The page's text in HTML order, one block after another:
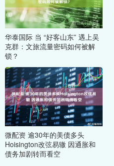
华泰国际 当 “好客山东” 遇上吴
克群：文旅流量密码如何被解
锁？
微配资 逾30年的美债多头
Hoisington改弦易辙 因通胀和
债务加剧转而看空